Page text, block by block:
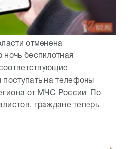
отменена
беспилотная
на телефоны
от МЧС России. По
граждане теперь